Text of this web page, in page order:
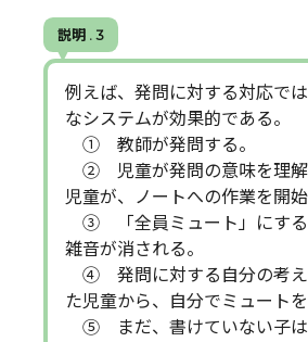
説明 . 3
例えば、発問に対する対応で
なシステムが効果的である。
① 教師が発問する。
➁ 児童が発問の意味を理
児童が、ノートへの作業を開始
③ 「全員ミュート」にす
雑音が消される。
④ 発問に対する自分の考え
た児童から、自分でミュートを
⑤ まだ、書けていない子は